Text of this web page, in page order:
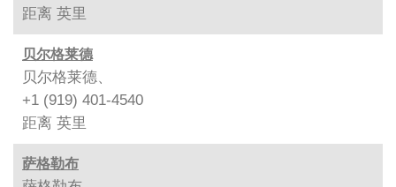
距离 英里
贝尔格莱德
贝尔格莱德、
+1 (919) 401-4540
距离 英里
萨格勒布